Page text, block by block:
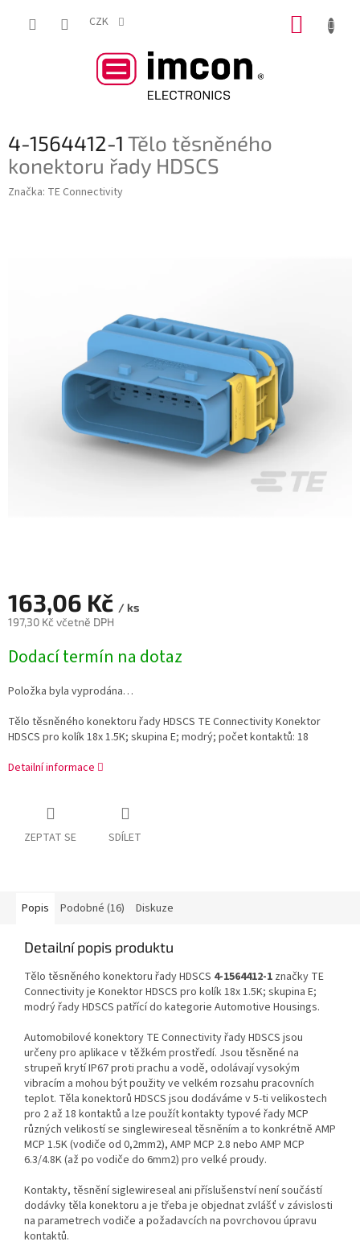
CZK
4-1564412-1 Tělo těsněného
konektoru řady HDSCS
Značka: TE Connectivity
163,06 Kč / ks
197,30 Kč včetně DPH
cena:
Dodací termín na dotaz
Položka byla vyprodána…
Tělo těsněného konektoru řady HDSCS TE Connectivity Konektor
HDSCS pro kolík 18x 1.5K; skupina E; modrý; počet kontaktů: 18
Detailní informace
ZEPTAT SE SDÍLET
Popis Podobné (16) Diskuze
Detailní popis produktu
Tělo těsněného konektoru řady HDSCS 4-1564412-1 značky TE
Connectivity je Konektor HDSCS pro kolík 18x 1.5K; skupina E;
modrý řady HDSCS patřící do kategorie Automotive Housings.
Automobilové konektory TE Connectivity řady HDSCS jsou
určeny pro aplikace v těžkém prostředí. Jsou těsněné na
strupeň krytí IP67 proti prachu a vodě, odolávají vysokým
vibracím a mohou být použity ve velkém rozsahu pracovních
teplot. Těla konektorů HDSCS jsou dodáváme v 5-ti velikostech
pro 2 až 18 kontaktů a lze použít kontakty typové řady MCP
různých velikostí se singlewireseal těsněním a to konkrétně AMP
MCP 1.5K (vodiče od 0,2mm2), AMP MCP 2.8 nebo AMP MCP
6.3/4.8K (až po vodiče do 6mm2) pro velké proudy.
Kontakty, těsnění siglewireseal ani příslušenství není součástí
dodávky těla konektoru a je třeba je objednat zvlášť v závislosti
na parametrech vodiče a požadavcích na povrchovou úpravu
kontaktů.